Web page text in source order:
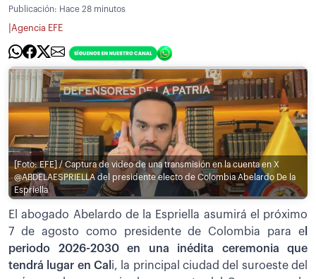
Publicación: Hace 28 minutos
Agencia EFE
[Foto: EFE] / Captura de video de una transmisión en la cuenta en X
@ABDELAESPRIELLA del presidente electo de Colombia Abelardo De la
Espriella
El abogado Abelardo de la Espriella asumirá el próximo
7 de agosto como presidente de Colombia para e
periodo 2026-2030 en una inédita ceremonia que
tendrá lugar en Cal i, la principal ciudad del suroeste del